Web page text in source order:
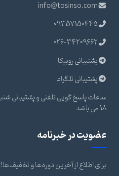
info@tosinso.com
09357150445
026-34209662
پشتیبانی روبیکا
پشتیبانی تلگرام
18 می باشد
عضویت در خبرنامه
برای اطلاع از آخرین دوره‌ها و تخفیف‌ها!